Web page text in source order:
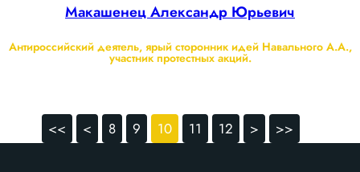
Макашенец Александр Юрьевич
Антироссийский деятель, ярый сторонник идей Навального А.А.,
участник протестных акций.
<< < 8 9 10 11 12 > >>